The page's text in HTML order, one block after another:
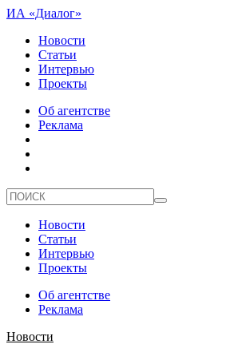
ИА «Диалог»
Новости
Статьи
Интервью
Проекты
Об агентстве
Реклама
Новости
Статьи
Интервью
Проекты
Об агентстве
Реклама
Новости